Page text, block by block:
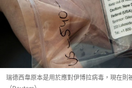
瑞德西韋原本是用於應對伊博拉病毒，現在則